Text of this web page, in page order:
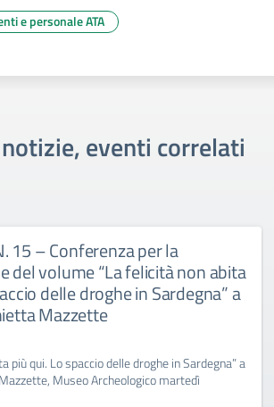
e personale ATA
eventi correlati
15 – Conferenza per la
del volume “La felicità non abita
delle droghe in Sardegna” a
Mazzette
più qui. Lo spaccio delle droghe in Sardegna” a
Museo Archeologico martedì